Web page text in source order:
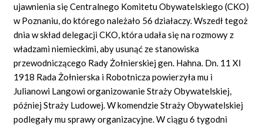
ujawnienia się Centralnego Komitetu Obywatelskiego (CKO)
w Poznaniu, do którego należało 56 działaczy. Wszedł tegoż
dnia w skład delegacji CKO, która udała się na rozmowy z
władzami niemieckimi, aby usunąć ze stanowiska
przewodniczącego Rady Żołnierskiej gen. Hahna. Dn. 11 XI
1918 Rada Żołnierska i Robotnicza powierzyła mu i
Julianowi Langowi organizowanie Straży Obywatelskiej,
później Straży Ludowej. W komendzie Straży Obywatelskiej
podlegały mu sprawy organizacyjne. W ciągu 6 tygodni